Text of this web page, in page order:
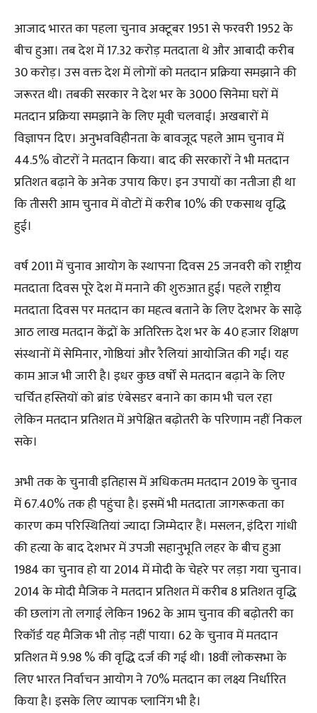
आजाद भारत का पहला चुनाव अक्टूबर 1951 से फरवरी 1952 के
बीच हुआ। तब देश में 17.32 करोड़ मतदाता थे और आबादी करीब
30 करोड़। उस वक्त देश में लोगों को मतदान प्रक्रिया समझाने की
जरूरत थी। तबकी सरकार ने देश भर के 3000 सिनेमा घरों में
मतदान प्रक्रिया समझाने के लिए मूवी चलवाई। अखबारों में
विज्ञापन दिए। अनुभवविहीनता के बावजूद पहले आम चुनाव में
44.5% वोटरों ने मतदान किया। बाद की सरकारों ने भी मतदान
प्रतिशत बढ़ाने के अनेक उपाय किए। इन उपायों का नतीजा ही था
कि तीसरी आम चुनाव में वोटों में करीब 10% की एकसाथ वृद्धि
हुई।
वर्ष 2011 में चुनाव आयोग के स्थापना दिवस 25 जनवरी को राष्ट्रीय
मतदाता दिवस पूरे देश में मनाने की शुरुआत हुई। पहले राष्ट्रीय
मतदाता दिवस पर मतदान का महत्व बताने के लिए देशभर के साढ़े
आठ लाख मतदान केंद्रों के अतिरिक्त देश भर के 40 हजार शिक्षण
संस्थानों में सेमिनार, गोष्ठियां और रैलियां आयोजित की गईं। यह
काम आज भी जारी है। इधर कुछ वर्षों से मतदान बढ़ाने के लिए
चर्चित हस्तियों को ब्रांड एंबेसडर बनाने का काम भी चल रहा
लेकिन मतदान प्रतिशत में अपेक्षित बढ़ोतरी के परिणाम नहीं निकल
सके।
अभी तक के चुनावी इतिहास में अधिकतम मतदान 2019 के चुनाव
में 67.40% तक ही पहुंचा है। इसमें भी मतदाता जागरूकता का
कारण कम परिस्थितियां ज्यादा जिम्मेदार हैं। मसलन, इंदिरा गांधी
की हत्या के बाद देशभर में उपजी सहानुभूति लहर के बीच हुआ
1984 का चुनाव हो या 2014 में मोदी के चेहरे पर लड़ा गया चुनाव।
2014 के मोदी मैजिक ने मतदान प्रतिशत में करीब 8 प्रतिशत वृद्धि
की छलांग तो लगाई लेकिन 1962 के आम चुनाव की बढ़ोतरी का
रिकॉर्ड यह मैजिक भी तोड़ नहीं पाया। 62 के चुनाव में मतदान
प्रतिशत में 9.98 % की वृद्धि दर्ज की गई थी। 18वीं लोकसभा के
लिए भारत निर्वाचन आयोग ने 70% मतदान का लक्ष्य निर्धारित
किया है। इसके लिए व्यापक प्लानिंग भी है।